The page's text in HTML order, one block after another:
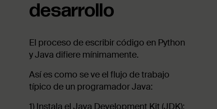
desarrollo
El proceso de escribir código en Python
y Java difiere mínimamente.
Así es como se ve el flujo de trabajo
típico de un programador Java:
1) Instala el Java Development Kit (JDK):